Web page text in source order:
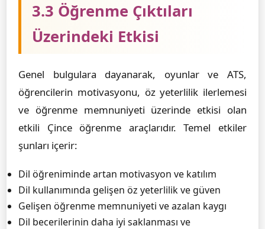
3.3 Öğrenme Çıktıları
Üzerindeki Etkisi
Genel bulgulara dayanarak, oyunlar ve ATS,
öğrencilerin motivasyonu, öz yeterlilik ilerlemesi
ve öğrenme memnuniyeti üzerinde etkisi olan
etkili Çince öğrenme araçlarıdır. Temel etkiler
şunları içerir:
Dil öğreniminde artan motivasyon ve katılım
Dil kullanımında gelişen öz yeterlilik ve güven
Gelişen öğrenme memnuniyeti ve azalan kaygı
Dil becerilerinin daha iyi saklanması ve